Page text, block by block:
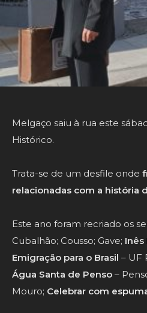
Melgaço saiu à rua este
Histórico.
Trata-se de um desfile onde
relacionadas com a história
Este ano foram recriado os
Cubalhão; Cousso; Gave; Inês
Emigração para o Brasil – UF
Água Santa de Penso –
Mouro; Celebrar com